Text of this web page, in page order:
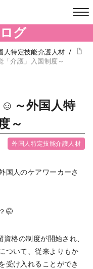
グ
人特定技能介護人材
介護」入国制度～
～外国人特
～
外国人特定技能介護人材
国人のケアワーカーさ
🤭
格の制度が開始され、
ついて、従来よりもか
受け入れることができ